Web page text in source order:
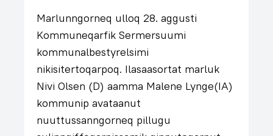
Marlunngorneq ulloq 28. aggusti
Kommuneqarfik Sermersuumi
kommunalbestyrelsimi
nikisitertoqarpoq. Ilasaasortat marluk
Nivi Olsen (D) aamma Malene Lynge(IA)
kommunip avataanut
nuuttussanngorneq pillugu